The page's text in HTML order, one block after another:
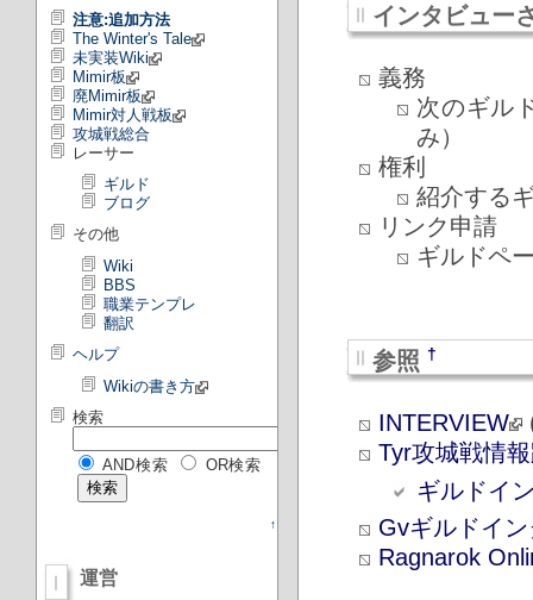
注意:追加方法
The Winter's Tale
未実装Wiki
Mimir板
廃Mimir板
Mimir対人戦板
攻城戦総合
レーサー
ギルド
ブログ
その他
Wiki
BBS
職業テンプレ
翻訳
ヘルプ
Wikiの書き方
検索
AND検索 OR検索
↑
運営
インタビュー
義務
次のギル
み）
権利
紹介する
リンク申請
ギルドペ
参照 †
INTERVIEW
Tyr攻城戦情
ギルドイ
Gvギルドイ
Ragnarok